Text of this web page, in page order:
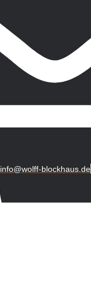
info@wolff-blockhaus.de